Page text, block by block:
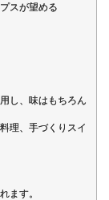
スが望める
し、味はもちろん
理、手づくりスイ
ます。